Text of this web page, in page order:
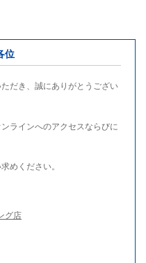
位
だき、誠にありがとうござい
ラインへのアクセスならびに
めください。
グ店